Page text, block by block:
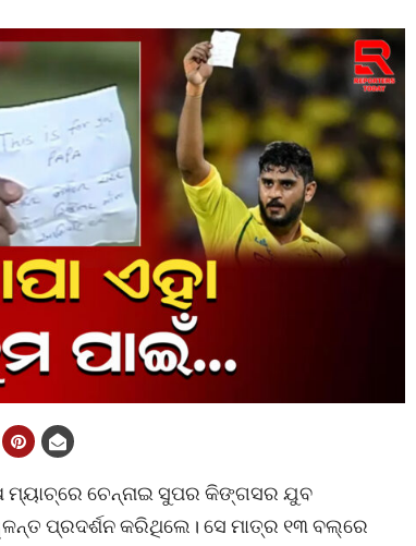
ଚେନ୍ନାଇ ସୁପର କିଙ୍ଗସର ଯୁବ
ପ୍ରଦର୍ଶନ କରିଥିଲେ। ସେ ମାତ୍ର ୧୩ ବଲ୍‌ରେ